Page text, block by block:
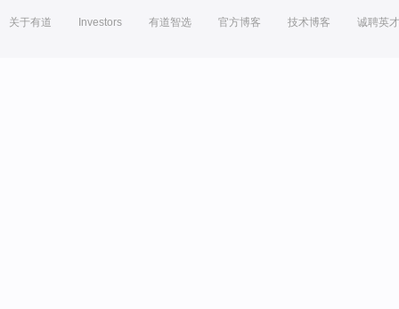
关于有道 Investors 有道智选 官方博客 技术博客 诚聘英才